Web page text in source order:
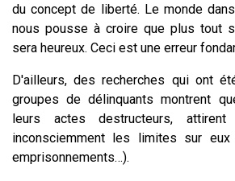
du concept de liberté. Le monde
nous pousse à croire que plus tout
sera heureux. Ceci est une erreur
D'ailleurs, des recherches qui ont
groupes de délinquants montrent
leurs actes destructeurs, attirent
inconsciemment les limites sur
emprisonnements…).